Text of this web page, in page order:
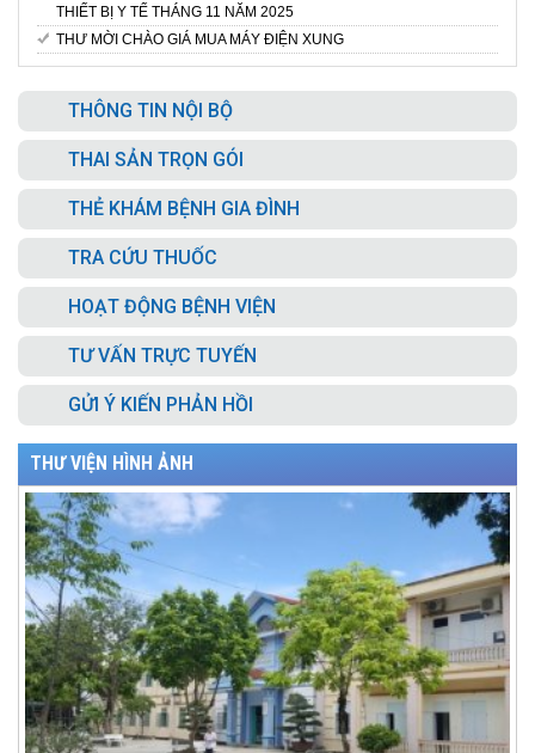
THIẾT BỊ Y TẾ THÁNG 11 NĂM 2025
THƯ MỜI CHÀO GIÁ MUA MÁY ĐIỆN XUNG
THÔNG TIN NỘI BỘ
THAI SẢN TRỌN GÓI
THẺ KHÁM BỆNH GIA ĐÌNH
TRA CỨU THUỐC
HOẠT ĐỘNG BỆNH VIỆN
TƯ VẤN TRỰC TUYẾN
GỬI Ý KIẾN PHẢN HỒI
THƯ VIỆN HÌNH ẢNH